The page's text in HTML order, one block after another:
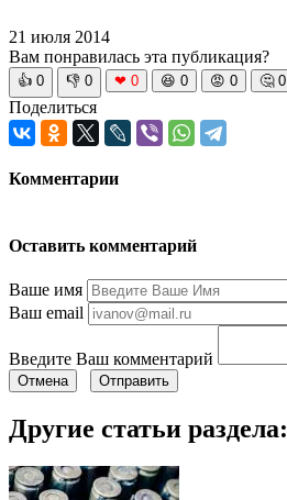
21 июля 2014
Вам понравилась эта публикация?
👍 0 👎 0 ❤ 0 😆 0 😡 0 🤔 0
Поделиться
Комментарии
Оставить комментарий
Ваше имя
Ваш email
Введите Ваш комментарий
Отмена Отправить
Другие статьи раздела: